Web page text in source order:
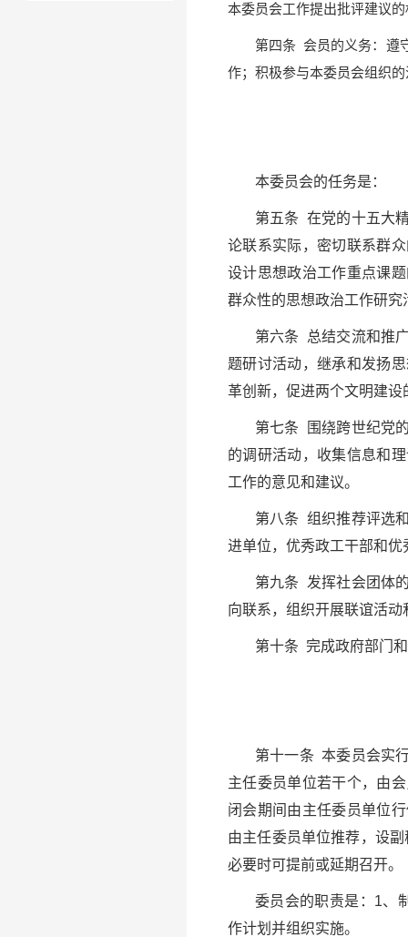
本委员会工作提出批评建议
第四条 会员的义务：遵
作；积极参与本委员会组织
本委员会的任务是：
第五条 在党的十五大
论联系实际，密切联系群
设计思想政治工作重点课
群众性的思想政治工作研究
第六条 总结交流和推
题研讨活动，继承和发扬
革创新，促进两个文明建设
第七条 围绕跨世纪党
的调研活动，收集信息和
工作的意见和建议。
第八条 组织推荐评选
进单位，优秀政工干部和优
第九条 发挥社会团体
向联系，组织开展联谊活
第十条 完成政府部门
第十一条 本委员会实
主任委员单位若干个，由
闭会期间由主任委员单位
由主任委员单位推荐，设
必要时可提前或延期召开。
委员会的职责是：1、
作计划并组织实施。